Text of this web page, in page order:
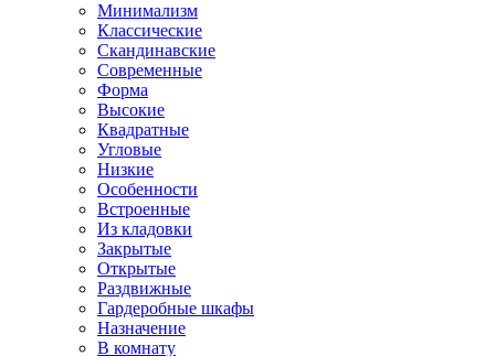
Минимализм
Классические
Скандинавские
Современные
Форма
Высокие
Квадратные
Угловые
Низкие
Особенности
Встроенные
Из кладовки
Закрытые
Открытые
Раздвижные
Гардеробные шкафы
Назначение
В комнату